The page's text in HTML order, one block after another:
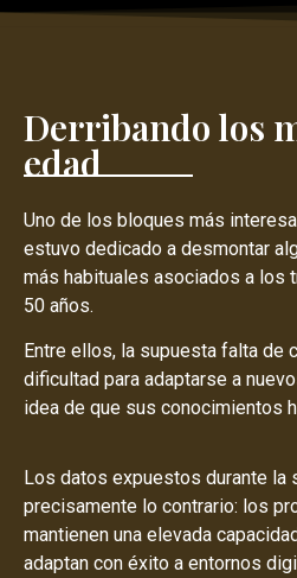
Derribando los
edad
Uno de los bloques más
estuvo dedicado a desmontar
más habituales asociados a los
50 años.
Entre ellos, la supuesta falta de
dificultad para adaptarse a
idea de que sus conocimientos
Los datos expuestos durante la
precisamente lo contrario: los
mantienen una elevada
adaptan con éxito a entornos